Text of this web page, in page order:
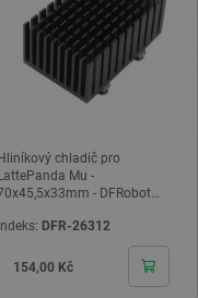
Hliníkový chladič pro
LattePanda Mu -
- DFRobot
Indeks: DFR-26312
Cena
154,00 Kč
Popis